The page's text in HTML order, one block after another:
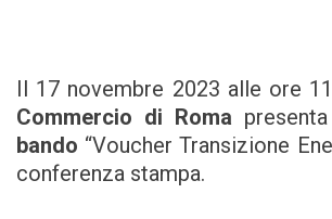
Il 17 novembre 2023 alle ore
Commercio di Roma
bando “Voucher Transizione
conferenza stampa.